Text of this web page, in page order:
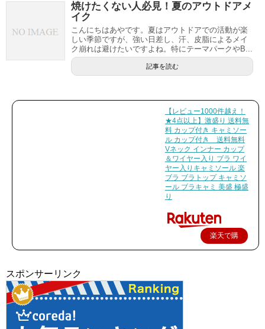
焼けたくない人必見！夏のアウトドアメ
イク
こんにちはあやです。夏はアウトドアでの活動が楽
しい季節ですが、強い日差し、汗、皮脂によるメイ
ク崩れは避けたいですよね。特にテーマパークやB...
記事を読む
【レビュー1000件越え！
★4点以上】激盛り 送料無
料 カップ付き キャミソー
ル カップ付き 送料無料
Vネック インナー カップ
＆ワイヤー入り ブラ ワイ
ヤー入りキャミソール 楽
ブラ ブラトップ キャミソ
ール ブラキャミ 美盛 極盛
り
楽天で購
入
スポンサーリンク